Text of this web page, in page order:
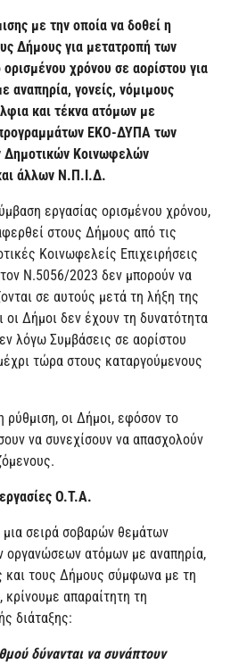
με την οποία να δοθεί η
Δήμους για μετατροπή των
χρόνου σε αορίστου για
αναπηρία, γονείς, νόμιμους
και τέκνα ατόμων με
ΕΚΟ-ΔΥΠΑ των
Δημοτικών Κοινωφελών
άλλων Ν.Π.Ι.Δ.
εργασίας ορισμένου χρόνου,
στους Δήμους από τις
Κοινωφελείς Επιχειρήσεις
Ν.5056/2023 δεν μπορούν να
σε αυτούς μετά τη λήξη της
οι Δήμοι δεν έχουν τη δυνατότητα
λόγω Συμβάσεις σε αορίστου
τώρα στους καταργούμενους
ρύθμιση, οι Δήμοι, εφόσον το
να συνεχίσουν να απασχολούν
Ο.Τ.Α.
μια σειρά σοβαρών θεμάτων
οργανώσεων ατόμων με αναπηρία,
και τους Δήμους σύμφωνα με τη
απαραίτητη τη
διάταξης:
δύνανται να συνάπτουν